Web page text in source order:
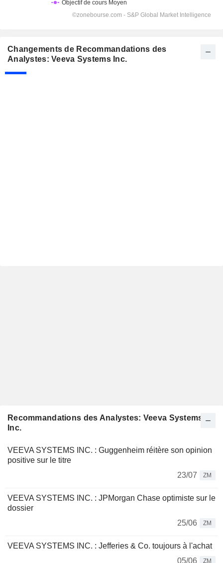
Changements de Recommandations des
Analystes: Veeva Systems Inc.
Recommandations des Analystes: Veeva Systems
Inc.
VEEVA SYSTEMS INC. : Guggenheim réitère son opinion
positive sur le titre
23/07
ZM
VEEVA SYSTEMS INC. : JPMorgan Chase optimiste sur le
dossier
25/06
ZM
VEEVA SYSTEMS INC. : Jefferies & Co. toujours à l'achat
05/06
ZM